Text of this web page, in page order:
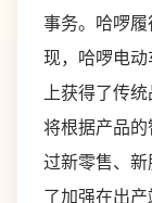
事务。哈啰
现，哈啰电
上获得了传
将根据产品
过新零售、
了加强在出